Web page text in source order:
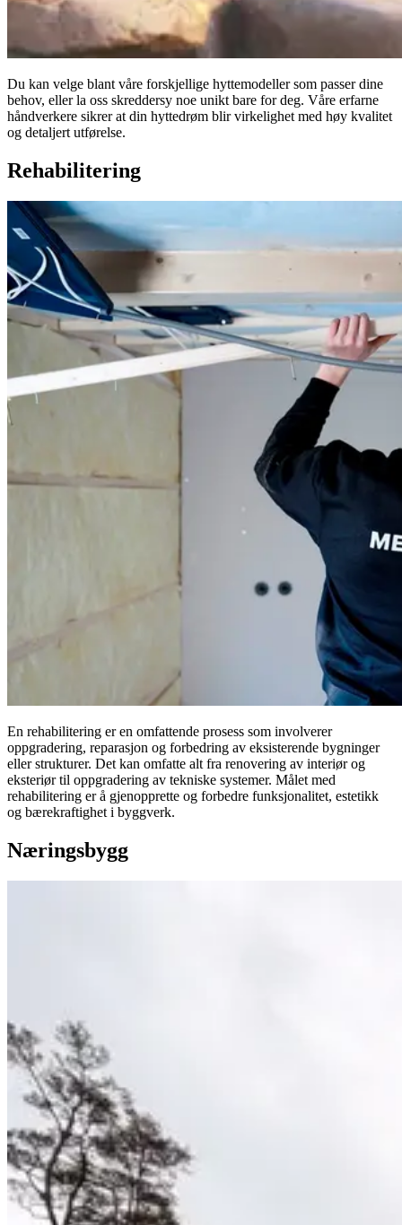
Du kan velge blant våre forskjellige hyttemodeller som passer dine
behov, eller la oss skreddersy noe unikt bare for deg. Våre erfarne
håndverkere sikrer at din hyttedrøm blir virkelighet med høy kvalitet
og detaljert utførelse.
Rehabilitering
En rehabilitering er en omfattende prosess som involverer
oppgradering, reparasjon og forbedring av eksisterende bygninger
eller strukturer. Det kan omfatte alt fra renovering av interiør og
eksteriør til oppgradering av tekniske systemer. Målet med
rehabilitering er å gjenopprette og forbedre funksjonalitet, estetikk
og bærekraftighet i byggverk.
Næringsbygg